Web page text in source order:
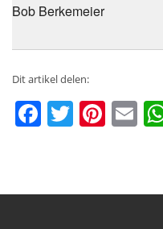
Bob Berkemeier
Dit artikel delen:
Facebook
Twitter